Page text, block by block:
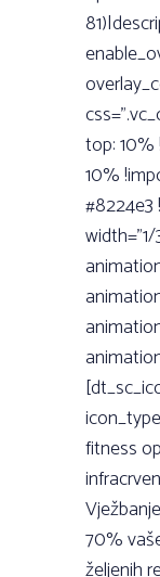
top:
10%
#8224e3
fitness
70%
željenih